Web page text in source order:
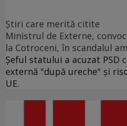
Ştiri care merită citite
Ministrul de Externe,
la Cotroceni, în scandalul
Şeful statului a acuzat PSD
externă "după ureche" şi
UE.